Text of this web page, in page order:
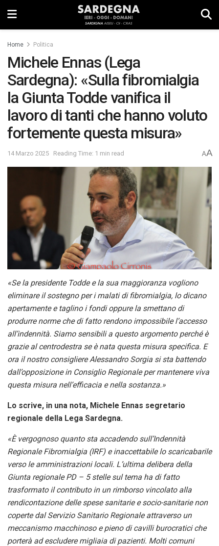
Home Politica
Michele Ennas (Lega
Sardegna): «Sulla fibromialgia
la Giunta Todde vanifica il
lavoro di tanti che hanno voluto
fortemente questa misura»
14 Marzo 2025 Reading Time: 1 min read AA
«Se la presidente Todde e la sua maggioranza vogliono
eliminare il sostegno per i malati di fibromialgia, lo dicano
apertamente e taglino i fondi oppure la smettano di
produrre norme che di fatto rendono impossibile l’accesso
all’indennità. Siamo sensibili a questo argomento perché è
grazie al centrodestra se è nata questa misura specifica. E
ora il nostro consigliere Alessandro Sorgia si sta battendo
dall’opposizione in Consiglio Regionale per mantenere viva
questa misura nell’efficacia e nella sostanza.»
Lo scrive, in una nota, Michele Ennas segretario
regionale della Lega Sardegna.
«È vergognoso quanto sta accadendo sull’Indennità
Regionale Fibromialgia (IRF) e inaccettabile lo scaricabarile
verso le amministrazioni locali. L’ultima delibera della
Giunta regionale PD – 5 stelle sul tema ha di fatto
trasformato il contributo in un rimborso vincolato alla
rendicontazione delle spese sanitarie e socio-sanitarie non
coperte dal Servizio Sanitario Regionale attraverso un
meccanismo macchinoso e pieno di cavilli burocratici che
porterà ad escludere migliaia di pazienti. Molti comuni